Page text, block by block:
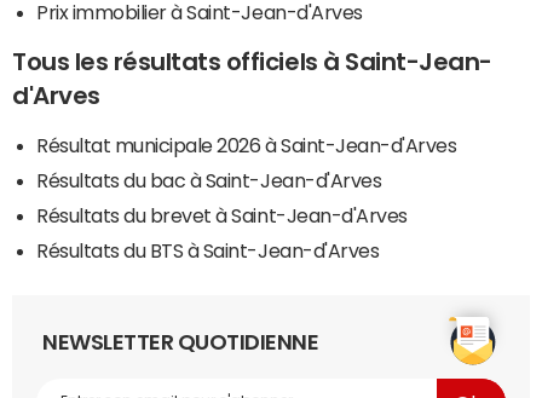
Prix immobilier à Saint-Jean-d'Arves
Tous les résultats officiels à Saint-Jean-
d'Arves
Résultat municipale 2026 à Saint-Jean-d'Arves
Résultats du bac à Saint-Jean-d'Arves
Résultats du brevet à Saint-Jean-d'Arves
Résultats du BTS à Saint-Jean-d'Arves
NEWSLETTER QUOTIDIENNE